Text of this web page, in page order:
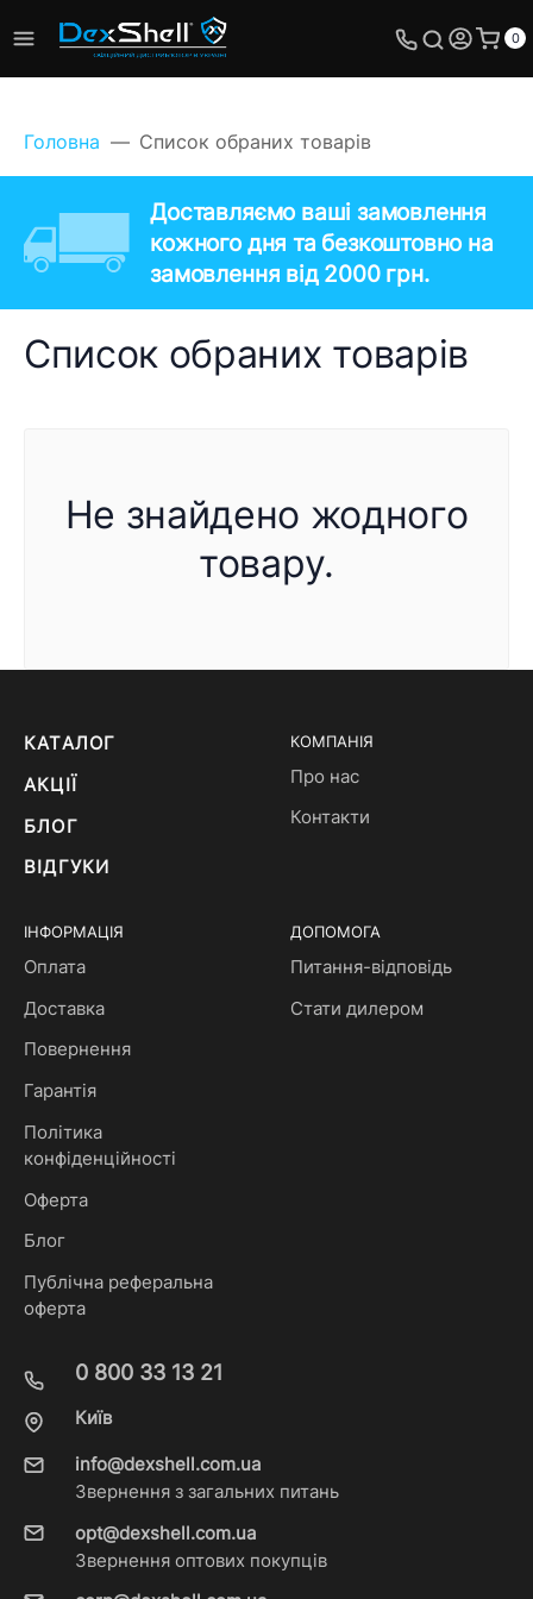
0
Головна Список обраних товарів
Доставляємо ваші замовлення
кожного дня та безкоштовно на
замовлення від 2000 грн.
Список обраних товарів
Не знайдено жодного
товару.
КАТАЛОГ
АКЦІЇ
БЛОГ
ВІДГУКИ
КОМПАНІЯ
Про нас
Контакти
ІНФОРМАЦІЯ
Оплата
Доставка
Повернення
Гарантія
Політика
конфіденційності
Оферта
Блог
Публічна реферальна
оферта
ДОПОМОГА
Питання-відповідь
Стати дилером
0 800 33 13 21
Київ
info@dexshell.com.ua
Звернення з загальних питань
opt@dexshell.com.ua
Звернення оптових покупців